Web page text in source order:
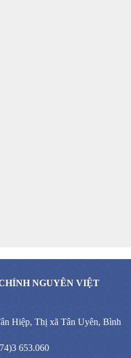
NGUYÊN VIỆT
Hiệp, Thị xã Tân Uyên, Bình
653.060